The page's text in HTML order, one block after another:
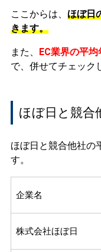
ここからは、 ほぼ日
きます。
また、 EC業界の平
で、併せてチェック
ほぼ日と競合
ほぼ日と競合他社の
す。
企業名
株式会社ほぼ日